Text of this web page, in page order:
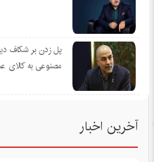
پل زدن بر شکاف
مصنوعی به کالای
آخرین اخبار